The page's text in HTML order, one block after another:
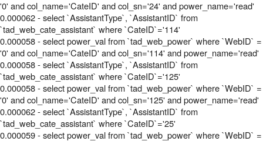
'0' and col_name='CateID' and col_sn='24' and power_name='read'
0.000062 - select `AssistantType`, `AssistantID` from
`tad_web_cate_assistant` where `CateID`='114'
0.000058 - select power_val from `tad_web_power` where `WebID` =
'0' and col_name='CateID' and col_sn='114' and power_name='read'
0.000058 - select `AssistantType`, `AssistantID` from
`tad_web_cate_assistant` where `CateID`='125'
0.000058 - select power_val from `tad_web_power` where `WebID` =
'0' and col_name='CateID' and col_sn='125' and power_name='read'
0.000062 - select `AssistantType`, `AssistantID` from
`tad_web_cate_assistant` where `CateID`='25'
0.000059 - select power_val from `tad_web_power` where `WebID` =